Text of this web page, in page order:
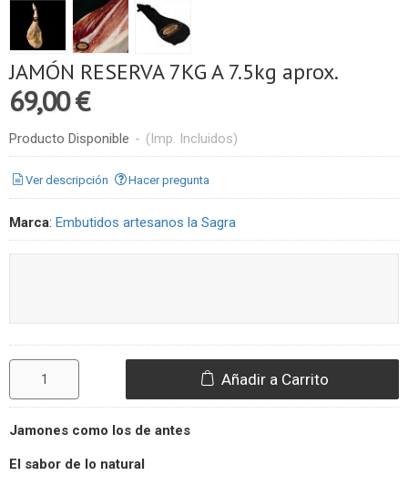
JAMÓN RESERVA 7KG A 7.5kg aprox.
69,00 €
Producto Disponible - (Imp. Incluidos)
Ver descripción Hacer pregunta
Marca: Embutidos artesanos la Sagra
Añadir a Carrito
Jamones como los de antes
El sabor de lo natural